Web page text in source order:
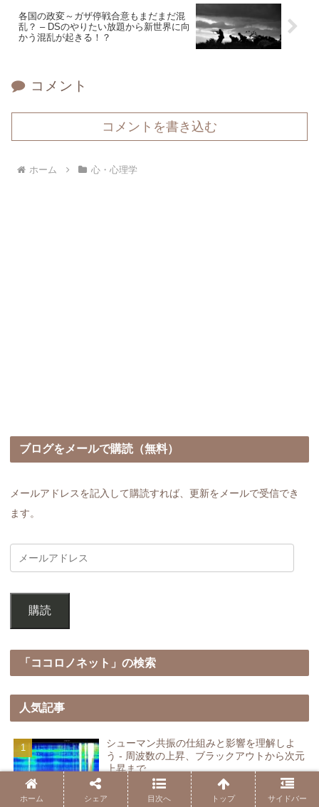
各国の政変～ガザ停戦合意もまだまだ混
乱？ – DSのやりたい放題から新世界に向
かう混乱が起きる！？
コメント
コメントを書き込む
ホーム 心・心理学
ブログをメールで購読（無料）
メールアドレスを記入して購読すれば、更新をメールで受信でき
ます。
購読
「ココロノネット」の検索
人気記事
シューマン共振の仕組みと影響を理解しよ
う - 周波数の上昇、ブラックアウトから次元
上昇まで
ホーム シェア 目次へ トップ サイドバー